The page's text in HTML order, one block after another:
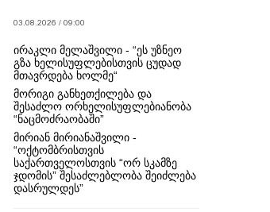
03.08.2026 / 09:00
ირაკლი მელაშვილი - “ეს უზნეო
გზა ხელისუფლებისთვის ცუდად
მთავრდება ხოლმე“
მორიგი განხეთქილება და
შესაძლო ორხელისუფლებიანობა
“ნაცმოძრაობაში”
მირიან მირიანაშვილი -
“ოქტომბრისთვის
საქართველოსთვის “ორ სკამზე
ჯდომის” შესაძლებლობა შეიძლება
დასრულდეს”